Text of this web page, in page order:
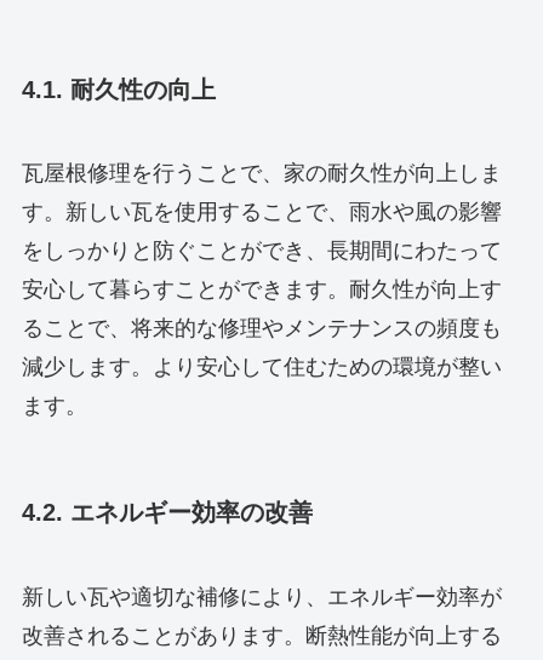
4.1. 耐久性の向上
瓦屋根修理を行うことで、家の耐久性が向上しま
す。新しい瓦を使用することで、雨水や風の影響
をしっかりと防ぐことができ、長期間にわたって
安心して暮らすことができます。耐久性が向上す
ることで、将来的な修理やメンテナンスの頻度も
減少します。より安心して住むための環境が整い
ます。
4.2. エネルギー効率の改善
新しい瓦や適切な補修により、エネルギー効率が
改善されることがあります。断熱性能が向上する